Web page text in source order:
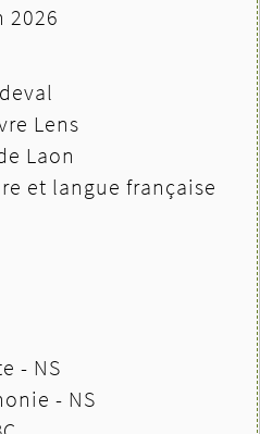
2026
Lens
Laon
et langue française
- NS
- NS